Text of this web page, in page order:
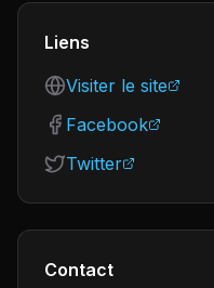
Liens
Visiter le site
Facebook
Twitter
Contact